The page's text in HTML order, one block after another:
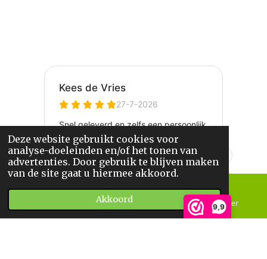
Deze website gebruikt cookies voor
analyse-doeleinden en/of het tonen van
advertenties. Door gebruik te blijven maken
van de site gaat u hiermee akkoord.
Akkoord
9,9
Telefoonnummer